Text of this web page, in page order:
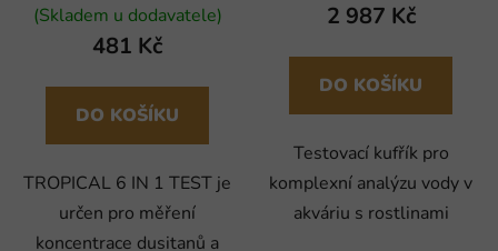
(Skladem u dodavatele)
481 Kč
DO KOŠÍKU
TROPICAL 6 IN 1 TEST je
určen pro měření
koncentrace dusitanů a
2 987 Kč
DO KOŠÍKU
Testovací kufřík pro
komplexní analýzu vody v
akváriu s rostlinami